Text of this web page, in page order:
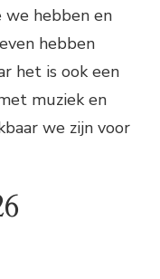
hebben en
hebben
het is ook een
muziek en
we zijn voor